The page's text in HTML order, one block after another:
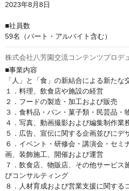
2023年8⽉8⽇
■社員数
59名（パート・アルバイト含む）
株式会社八芳園交流コンテンツプロデ
■事業内容
「人」と「食」の新結合による新たな
１．料理、飲食店や施設の経営
２．フードの製造・加工および販売
３．食料品・パン・菓子類・民芸品・
４．写真、動画撮影および編集制作業
５．広告、宣伝に関する企画並びにデ
６．イベント・研修会・講演会・セミ
画、装飾施工、開催および運営
７．飲食店、物販店、その他サービス
びコンサルティング
８．人材育成および営業支援に関する